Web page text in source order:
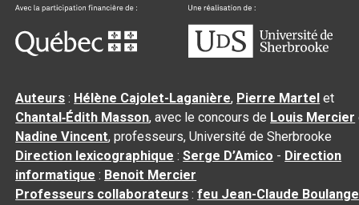
Auteurs : Hélène Cajolet-Laganière, Pierre Martel et
Chantal‑Édith Masson, avec le concours de Louis Mercier
Nadine Vincent, professeurs, Université de Sherbrooke
Direction lexicographique :Serge D’Amico - Direction
informatique : Benoit Mercier
Professeurs collaborateurs :feu Jean-Claude